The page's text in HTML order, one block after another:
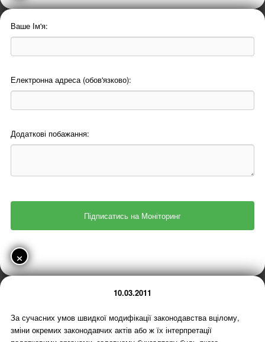
Ваше Ім'я:
Електронна адреса (обов'язково):
Додаткові побажання:
×
10.03.2011
За сучасних умов швидкої модифікації законодавства вцілому,
зміни окремих законодавчих актів або ж їх інтерпретації